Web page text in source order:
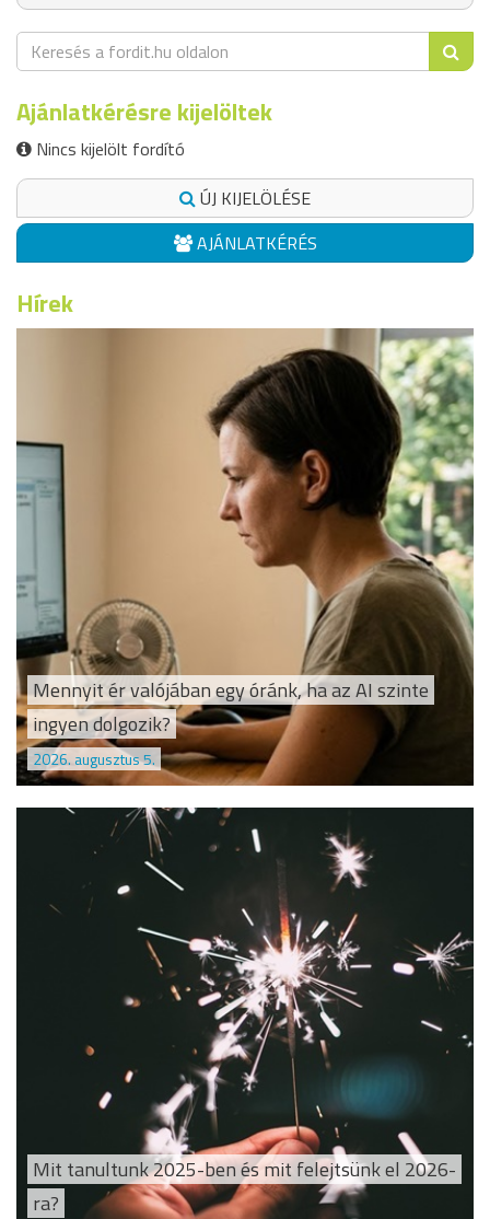
Ajánlatkérésre kijelöltek
Nincs kijelölt fordító
ÚJ KIJELÖLÉSE
AJÁNLATKÉRÉS
Hírek
Mennyit ér valójában egy óránk, ha az AI szinte
ingyen dolgozik?
2026. augusztus 5.
Mit tanultunk 2025-ben és mit felejtsünk el 2026-
ra?